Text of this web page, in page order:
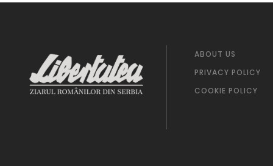
ABOUT US
PRIVACY POLICY
COOKIE POLICY